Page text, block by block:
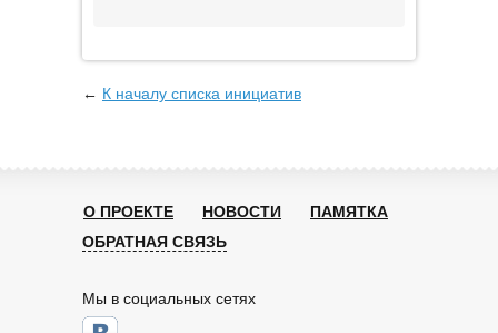
← К началу списка инициатив
О ПРОЕКТЕ НОВОСТИ
ПАМЯТКА
ОБРАТНАЯ СВЯЗЬ
Мы в социальных сетях